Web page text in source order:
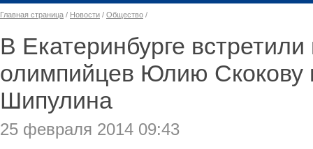
Главная страница / Новости / Общество /
В Екатеринбурге
олимпийцев Юлию Скокову
Шипулина
25 февраля 2014 09:43